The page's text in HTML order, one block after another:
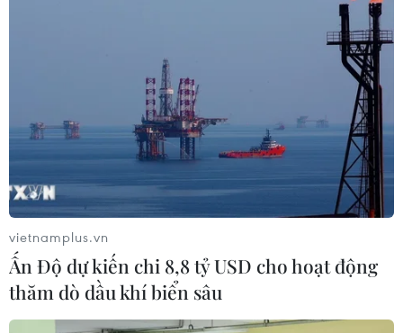
vietnamplus.vn
Ấn Độ dự kiến chi 8,8 tỷ USD cho hoạt động
thăm dò dầu khí biển sâu